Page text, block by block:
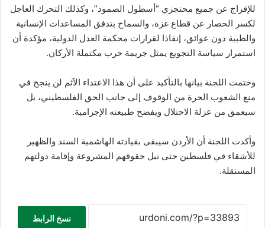
للإفراج عن جميع محتجزي “أسطول الصمود”، وكذلك التحرك العاجل
لكسر الحصار عن قطاع غزة، والسماح بتدفق المساعدات الإنسانية
والطبية دون عوائق، إنفاذا لقرارات محكمة العدل الدولية، مؤكدة أن
استمرار سياسة التجويع يمثل جريمة حرب مكتملة الأركان.
وختمت اللجنة بيانها بالتأكيد على أن هذا الاعتداء الآثم لن ينجح في
منع الشعوب الحرة من الوقوف إلى جانب الحق الفلسطيني، بل
سيعمق من عزلة الاحتلال ويفضح طبيعته الإجرامية.
وأكدت اللجنة أن الأردن سيبقى بقيادته الهاشمية السند والظهير
للأشقاء في فلسطين حتى نيل حقوقهم المشروعة وإقامة دولتهم
المستقلة.
نسخ الرابط